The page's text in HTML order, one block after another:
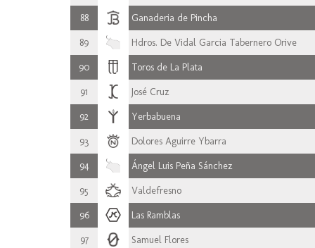
88 Ganaderia de Pincha
89 Hdros. De Vidal Garcia Tabernero Orive
90 Toros de La Plata
91 José Cruz
92 Yerbabuena
93 Dolores Aguirre Ybarra
94 Ángel Luis Peña Sánchez
95 Valdefresno
96 Las Ramblas
97 Samuel Flores